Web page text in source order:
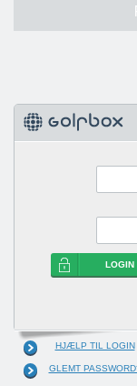
LOGIN
HJÆLP TIL LOGIN
GLEMT